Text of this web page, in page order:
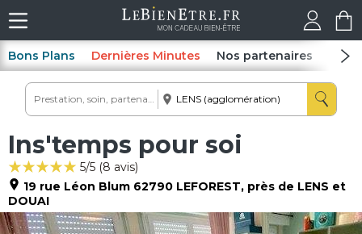
Bons Plans Dernières Minutes Nos partenaires Spas
Ins'temps pour soi
5/5 (8 avis)
19 rue Léon Blum 62790 LEFOREST, près de LENS et
DOUAI